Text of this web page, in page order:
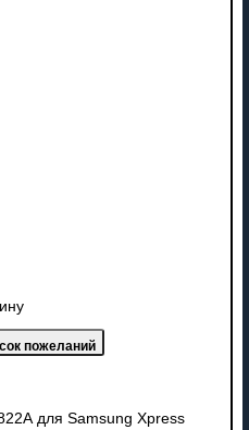
для Samsung Xpress